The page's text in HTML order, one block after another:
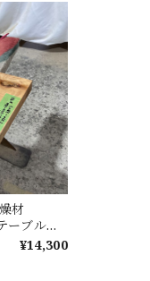
材
ーブル
ーブル カ
¥14,300